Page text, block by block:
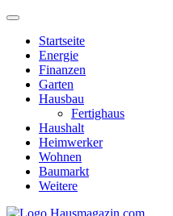
Startseite
Energie
Finanzen
Garten
Hausbau
Fertighaus
Haushalt
Heimwerker
Wohnen
Baumarkt
Weitere